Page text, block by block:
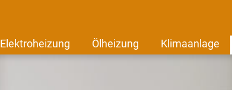
Elektroheizung Ölheizung Klimaanlage